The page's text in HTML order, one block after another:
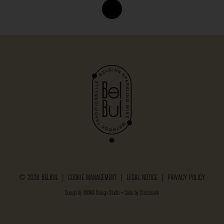
© 2026 BELBUL | COOKIE MANAGEMENT LEGAL NOTICE PRIVACY POLICY
Design by MOKA Design Studio • Code by Crossmark